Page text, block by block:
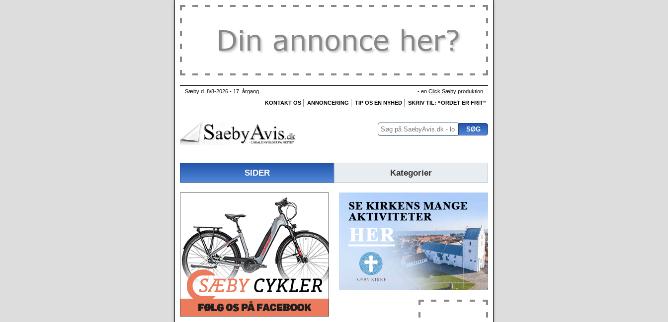
Sæby d. 8/8-2026 - 17. årgang - en Click Sæby produktion
KONTAKT OS
ANNONCERING TIP OS EN NYHED SKRIV TIL: “ORDET ER FRIT”
SIDER Kategorier